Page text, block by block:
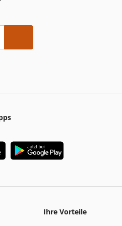
Ihre Vorteile